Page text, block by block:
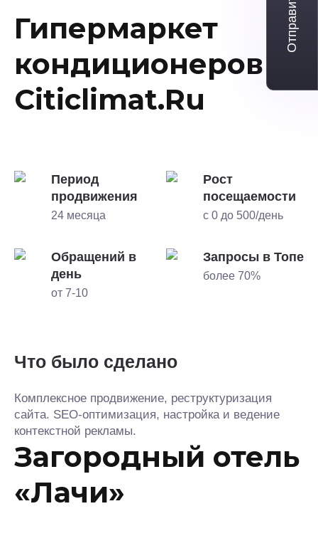
Гипермаркет
кондиционеров
Citiclimat.Ru
Период
продвижения
24 месяца
Рост
посещаемости
с 0 до 500/день
Обращений в
день
от 7-10
Запросы в Топе
более 70%
Что было сделано
Комплексное продвижение, реструктуризация
сайта. SEO-оптимизация, настройка и ведение
контекстной рекламы.
Загородный отель
«Лачи»